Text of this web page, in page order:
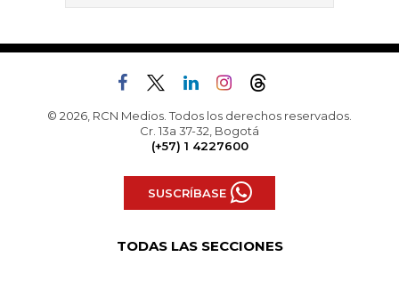
© 2026, RCN Medios. Todos los derechos reservados.
Cr. 13a 37-32, Bogotá
(+57) 1 4227600
SUSCRÍBASE
TODAS LAS SECCIONES